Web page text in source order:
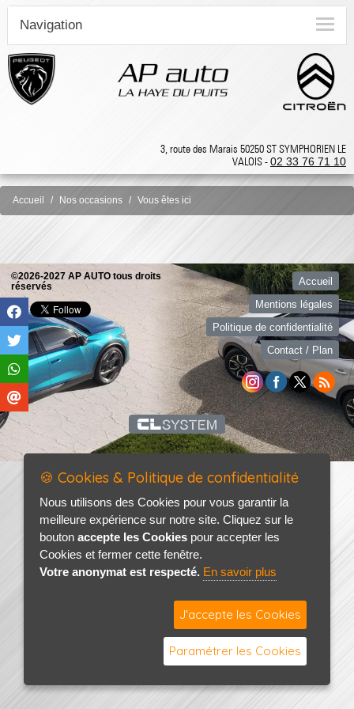
Navigation
3, route des Marais 50250 ST SYMPHORIEN LE
VALOIS -02 33 76 71 10
Accueil Nos occasions Vous êtes ici
©2026-2027 AP AUTO tous droits
réservés
Accueil
Mentions légales
Politique de confidentialité
Contact / Plan
🍪 Cookies & Politique de confidentialité
Nous utilisons des Cookies pour vous garantir la
meilleure expérience sur notre site. Cliquez sur le
bouton accepte les Cookies pour accepter les
Cookies et fermer cette fenêtre.
Votre anonymat est respecté. En savoir plus
J'accepte les Cookies
Paramétrer les Cookies